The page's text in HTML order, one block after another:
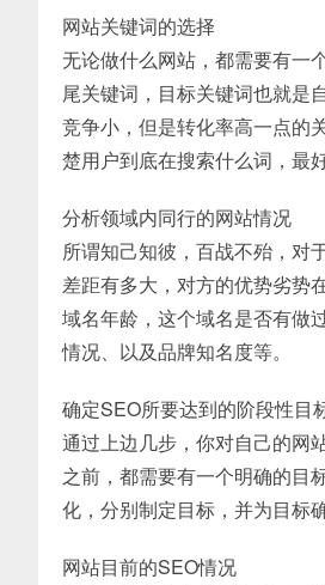
网站关键词的选择
无论做什么网站，都需要有一
尾关键词，目标关键词也就是
竞争小，但是转化率高一点的
楚用户到底在搜索什么词，最
分析领域内同行的网站情况
所谓知己知彼，百战不殆，对
差距有多大，对方的优势劣势
域名年龄，这个域名是否有做
情况、以及品牌知名度等。
确定SEO所要达到的阶段性目
通过上边几步，你对自己的网
之前，都需要有一个明确的目
化，分别制定目标，并为目标
网站目前的SEO情况